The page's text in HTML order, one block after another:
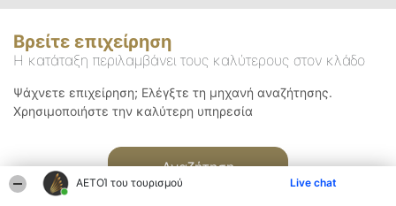
ΑΕΤΟΊ του τουρισμού Live chat
Βρείτε επιχείρηση
Η κατάταξη περιλαμβάνει τους καλύτερους στον κλάδο
Ψάχνετε επιχείρηση; Ελέγξτε τη μηχανή αναζήτησης.
Χρησιμοποιήστε την καλύτερη υπηρεσία
Αναζήτηση